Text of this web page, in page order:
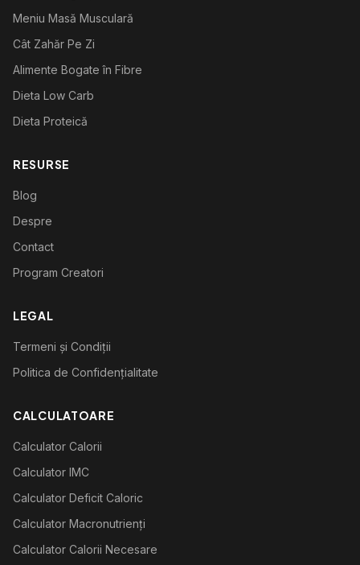
Meniu Masă Musculară
Cât Zahăr Pe Zi
Alimente Bogate în Fibre
Dieta Low Carb
Dieta Proteică
RESURSE
Blog
Despre
Contact
Program Creatori
LEGAL
Termeni și Condiții
Politica de Confidențialitate
CALCULATOARE
Calculator Calorii
Calculator IMC
Calculator Deficit Caloric
Calculator Macronutrienți
Calculator Calorii Necesare